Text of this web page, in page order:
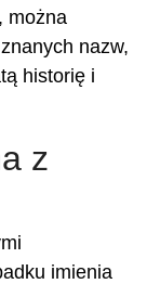
można
nazw,
historię i
z
imienia